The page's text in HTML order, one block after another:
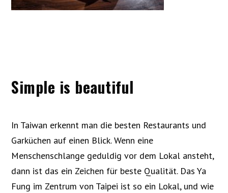
Simple is beautiful
In Taiwan erkennt man die besten Restaurants und
Garküchen auf einen Blick. Wenn eine
Menschenschlange geduldig vor dem Lokal ansteht,
dann ist das ein Zeichen für beste Qualität. Das Ya
Fung im Zentrum von Taipei ist so ein Lokal, und wie